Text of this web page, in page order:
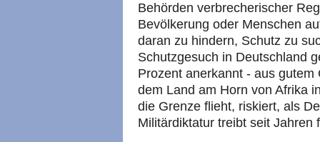
Behörden verbrecherischer
Bevölkerung oder Menschen
daran zu hindern, Schutz zu
Schutzgesuch in Deutschland
Prozent anerkannt - aus
dem Land am Horn von Afrika
die Grenze flieht, riskiert, als
Militärdiktatur treibt seit Jahren